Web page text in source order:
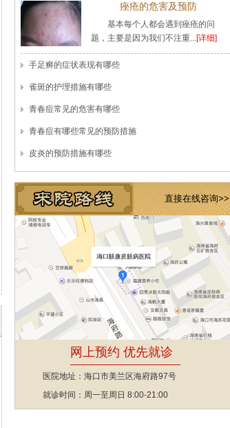
痤疮的危害及预防
基本每个人都会遇到痤疮的问
题，主要是因为我们不注重...[详细]
手足癣的症状表现有哪些
雀斑的护理措施有哪些
青春痘常见的危害有哪些
青春痘有哪些常见的预防措施
皮炎的预防措施有哪些
直接在线咨询>>
网上预约 优先就诊
医院地址：海口市美兰区海府路97号
就诊时间：周一至周日 8:00-21:00